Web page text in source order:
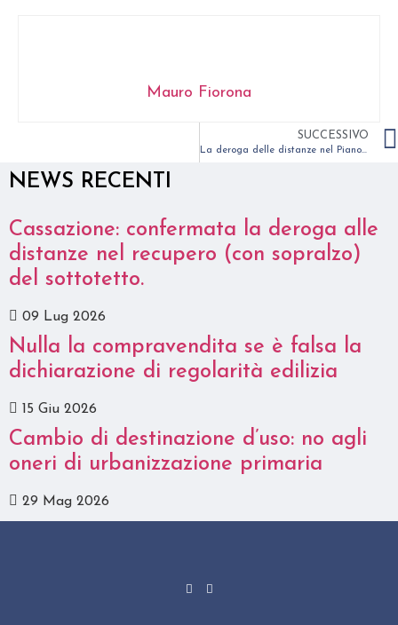
Mauro Fiorona
SUCCESSIVO
La deroga delle distanze nel Piano Casa Lombardia 2012
NEWS RECENTI
Cassazione: confermata la deroga alle
distanze nel recupero (con sopralzo)
del sottotetto.
09 Lug 2026
Nulla la compravendita se è falsa la
dichiarazione di regolarità edilizia
15 Giu 2026
Cambio di destinazione d’uso: no agli
oneri di urbanizzazione primaria
29 Mag 2026